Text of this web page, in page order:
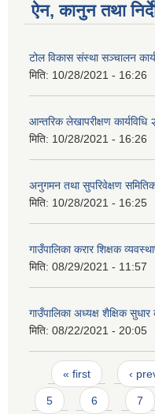
ऐन, कानुन तथा
टोल विकास संस्था सञ्चालन
मिति: 10/28/2021 - 16:26
आन्तरिक लेखापरीक्षण कार्यविधि
मिति: 10/28/2021 - 16:26
अनुगमन तथा सुपरिवेक्षण
मिति: 10/28/2021 - 16:25
गाउँपालिका करार शिक्षक
मिति: 08/29/2021 - 11:57
गाउँपालिका अध्यक्ष शैक्षिक सुधार
मिति: 08/22/2021 - 20:05
Pages
« first ‹
5 6 7